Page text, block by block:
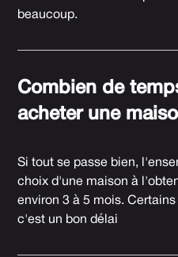
beaucoup.
Combien de
acheter une
Si tout se passe bien,
choix d'une maison à
environ 3 à 5 mois.
c'est un bon délai